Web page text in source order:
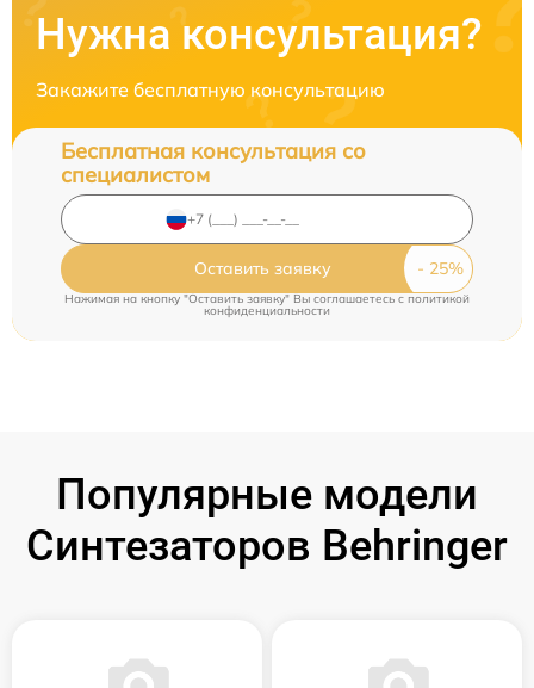
Нужна консультация?
Закажите бесплатную консультацию
Бесплатная консультация со
специалистом
Оставить заявку
Нажимая на кнопку "Оставить заявку" Вы соглашаетесь cполитикой
конфиденциальности
Популярные модели
Синтезаторов Behringer